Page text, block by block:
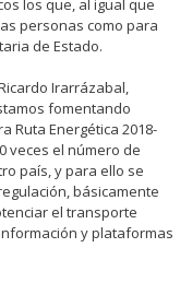
los que, al igual que
personas como para
de Estado.
Irarrázabal,
fomentando
Ruta Energética 2018-
veces el número de
país, y para ello se
básicamente
el transporte
y plataformas